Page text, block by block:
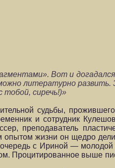
Вот и
литературно развить.
сиречь!)»
судьбы,
и сотрудник
преподаватель
жизни он щедро
с Ириной — молодой
Процитированное выше